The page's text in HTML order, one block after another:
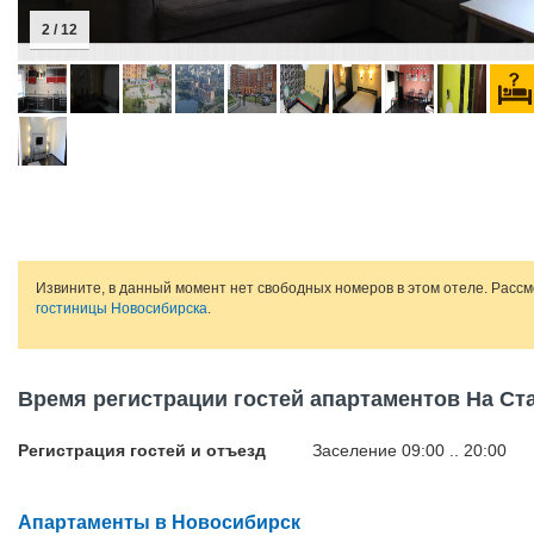
2 / 12
Извините, в данный момент нет свободных номеров в этом отеле.
гостиницы Новосибирска.
Время регистрации гостей апартаментов На
Регистрация гостей и отъезд Заселение 09:00 .. 20:00
Апартаменты в Новосибирск